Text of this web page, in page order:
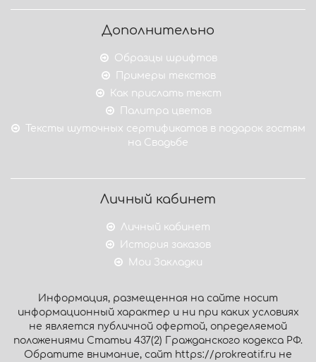
Дополнительно
Образцы шрифтов
Примеры текстов
Как прислать текст
Палитра цветов
Тексты шуточных сертификатов в подарок гостям
на Свадьбе
Личный кабинет
Личный кабинет
История заказов
Мои Закладки
Информация, размещенная на сайте носит
информационный характер и ни при каких условиях
не является публичной офертой, определяемой
положениями Статьи 437(2) Гражданского кодекса РФ.
Обратите внимание, сайт https://prokreatif.ru не